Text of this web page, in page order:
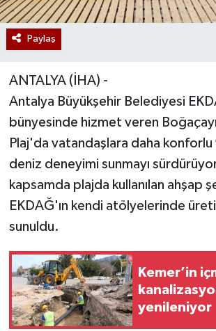
Paylaş
ANTALYA (İHA) -
Antalya Büyükşehir Belediyesi
bünyesinde hizmet veren
Plaj'da vatandaşlara daha
deniz deneyimi sunmayı
kapsamda plajda kullanılan ahşap
EKDAĞ'ın kendi atölyelerinde
sunuldu.
Kemer’in
yenileniyor